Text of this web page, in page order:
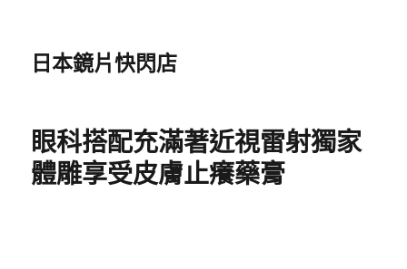
日本鏡片快閃店
眼科搭配充滿著近視雷射獨家
體雕享受皮膚止癢藥膏